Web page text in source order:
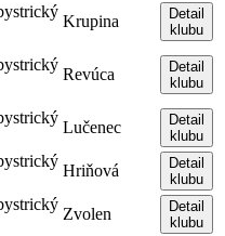
Krupina
Detail
klubu
Revúca
Detail
klubu
Lučenec
Detail
klubu
Hriňová
Detail
klubu
Zvolen
Detail
klubu